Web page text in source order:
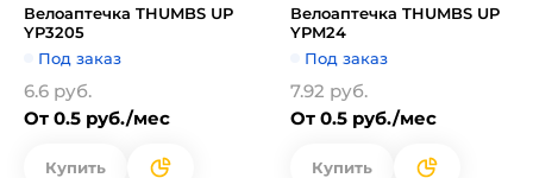
Велоаптечка THUMBS UP
YP3205
Под заказ
6.6 руб.
От 0.5 руб./мес
Купить
Велоаптечка THUMBS UP
YPM24
Под заказ
7.92 руб.
От 0.5 руб./мес
Купить